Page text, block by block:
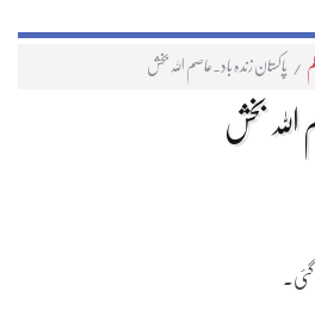
/ پاکستان زندہ باد۔عاصم اللہ بخش
اللہ بخش